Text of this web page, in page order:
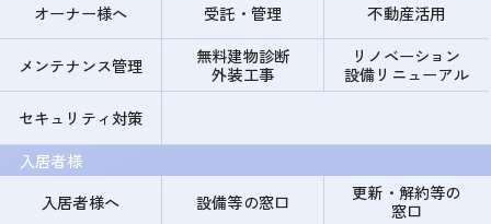
オーナー様へ
受託・管理 不動産活用
メンテナンス管理
無料建物診断
外装工事
リノベーション
設備リニューアル
セキュリティ対策
入居者様
入居者様へ
設備等の窓口
更新・解約等の
窓口